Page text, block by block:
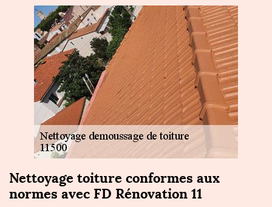
Nettoyage toiture conformes aux
normes avec FD Rénovation 11